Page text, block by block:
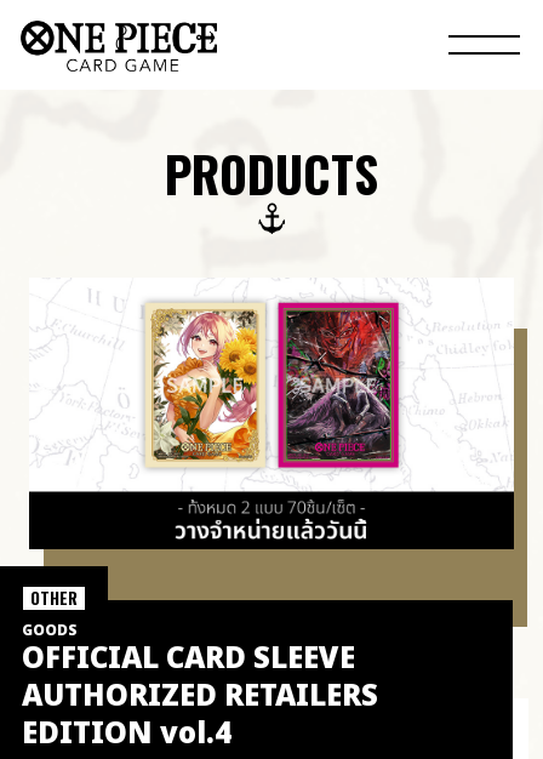
PRODUCTS
GOODS
OFFICIAL CARD SLEEVE
AUTHORIZED RETAILERS
EDITION vol.4
OTHER